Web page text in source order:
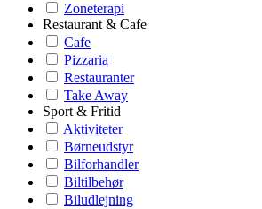
Zoneterapi
Restaurant & Cafe
Cafe
Pizzaria
Restauranter
Take Away
Sport & Fritid
Aktiviteter
Børneudstyr
Bilforhandler
Biltilbehør
Biludlejning